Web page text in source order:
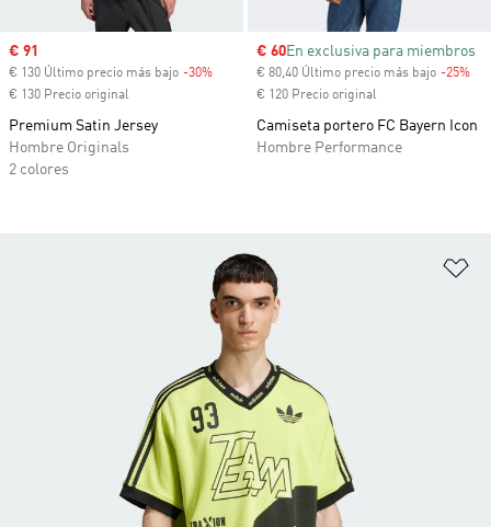
Precio de venta
€ 91
€ 130 Último precio más bajo -30% Descuento
€ 130 Precio original
Premium Satin Jersey
Hombre Originals
2 colores
Precio de venta
€ 60En exclusiva para miembros
€ 80,40 Último precio más bajo -25%
€ 120 Precio original
Camiseta portero FC Bayern Icon
Hombre Performance